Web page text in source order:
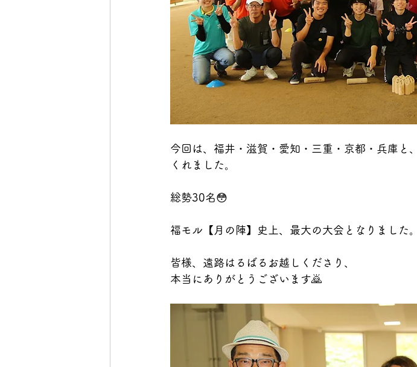
今回は、福井・滋賀・愛知・三重・京都・兵庫と
くれました。
総勢30名😳
福モル【月の陣】史上、最大の大会となりました。
皆様、遠路はるばるお越しくださり、
本当にありがとうございます🙇